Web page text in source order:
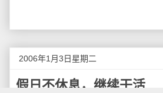
2006年1月3日星期二
假日不休息，继续干活